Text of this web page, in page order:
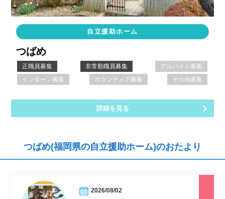
自立援助ホーム
つばめ
正職員募集 非常勤職員募集
アルバイト募集
インターン募集
ボランティア募集 その他募集
詳細を見る
つばめ(福岡県の自立援助ホーム)のおたより
2026/08/02